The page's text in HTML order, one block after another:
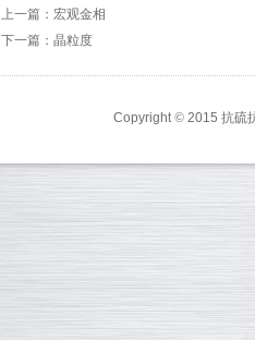
上一篇：宏观金相
下一篇：晶粒度
Copyright©2015 抗硫